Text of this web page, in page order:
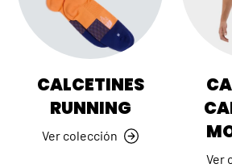
CALCETINES
RUNNING
Ver colección
Ver